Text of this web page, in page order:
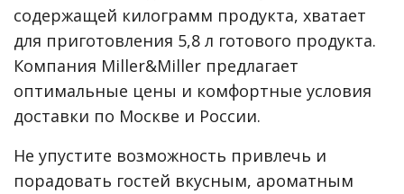
содержащей килограмм продукта, хватает
для приготовления 5,8 л готового продукта.
Компания Miller&Miller предлагает
оптимальные цены и комфортные условия
доставки по Москве и России.
Не упустите возможность привлечь и
порадовать гостей вкусным, ароматным